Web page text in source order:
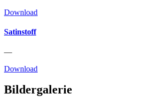
Download
Satinstoff
—
Download
Bildergalerie